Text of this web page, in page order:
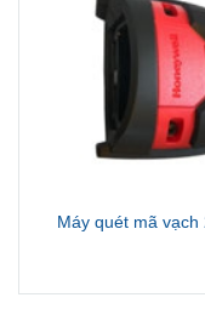
Máy quét mã vạch